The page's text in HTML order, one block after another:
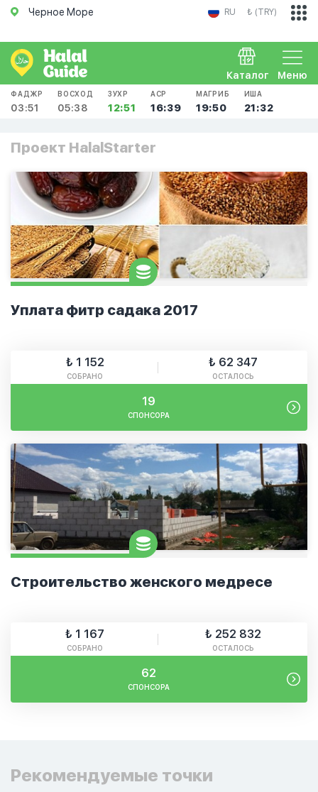
Черное Море RU ₺ (TRY)
Меню
Каталог
ФАДЖР
03:51
ВОСХОД
05:38
ЗУХР
12:51
АСР
16:39
МАГРИБ
19:50
ИША
21:32
Проект HalalStarter
Уплата фитр садака 2017
₺ 1 152
СОБРАНО
₺ 62 347
ОСТАЛОСЬ
19
СПОНСОРА
Строительство женского медресе
₺ 1 167
СОБРАНО
₺ 252 832
ОСТАЛОСЬ
62
СПОНСОРА
Рекомендуемые точки